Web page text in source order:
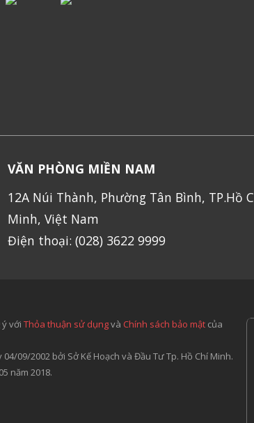
VĂN PHÒNG MIỀN NAM
12A Núi Thành, Phường Tân Bình, TP.Hồ
Minh, Việt Nam
Điện thoại: (028) 3622 9999
với Thỏa thuận sử dụngvà Chính sách bảo mật của
09/2002 bởi Sở Kế Hoạch và Đầu Tư Tp. Hồ Chí Minh.
năm 2018.